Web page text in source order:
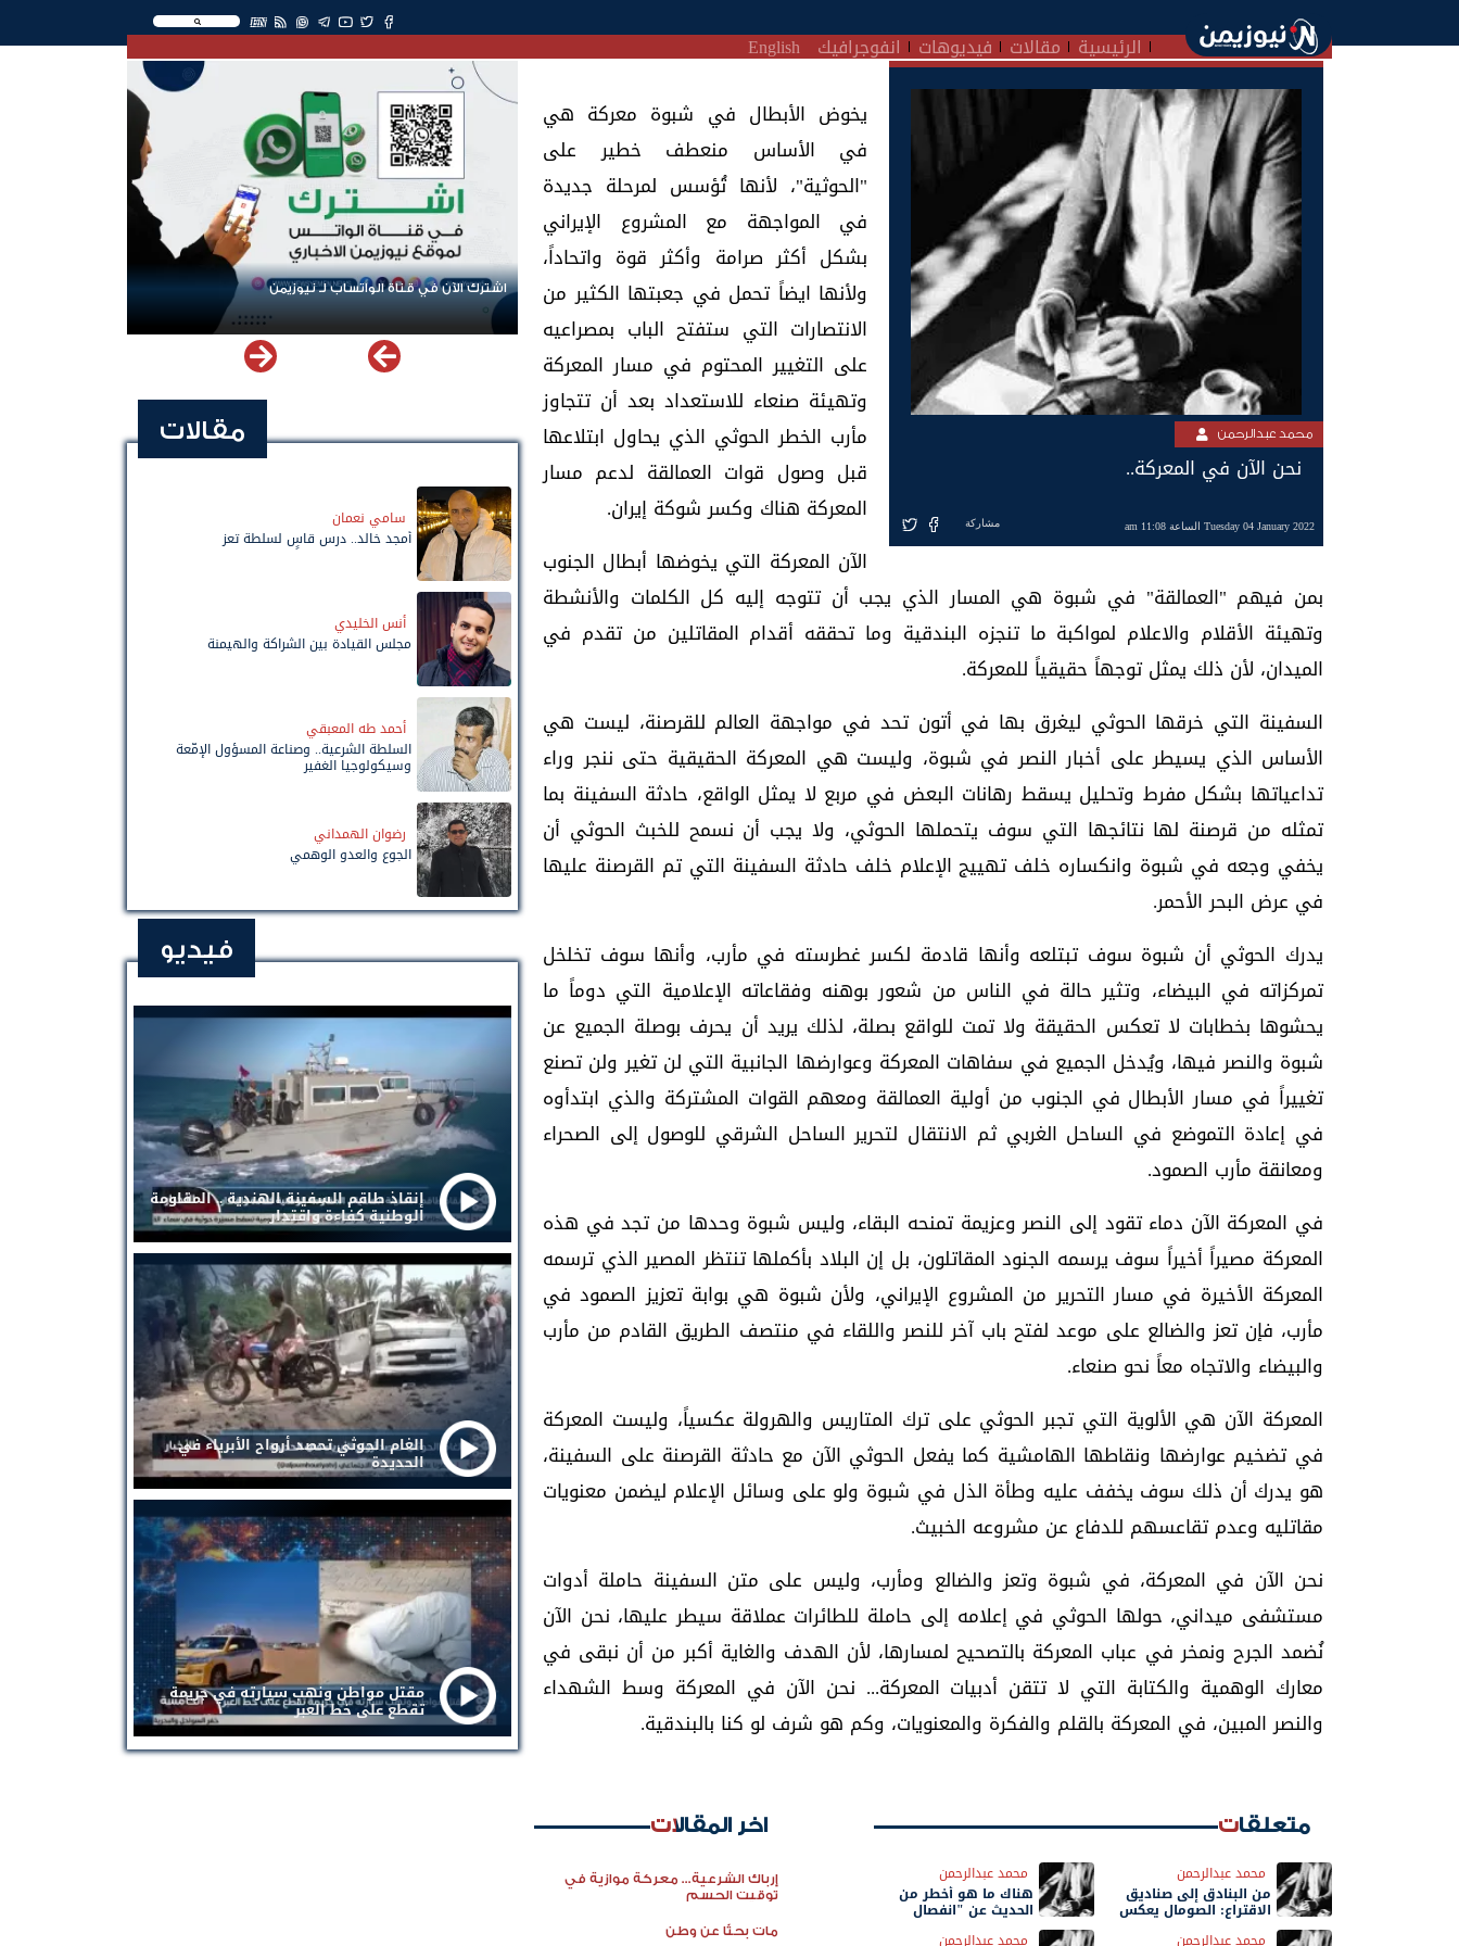
EN
الرئيسية مقالات فيديوهات انفوجرافيك English
محمد عبدالرحمن
نحن الآن في المعركة..
Tuesday 04 January 2022 الساعة 11:08 am مشاركة
يخوض الأبطال في شبوة معركة هي
في الأساس منعطف خطير على
"الحوثية"، لأنها تُؤسس لمرحلة جديدة
في المواجهة مع المشروع الإيراني
بشكل أكثر صرامة وأكثر قوة واتحاداً،
ولأنها ايضاً تحمل في جعبتها الكثير من
الانتصارات التي ستفتح الباب بمصراعيه
على التغيير المحتوم في مسار المعركة
وتهيئة صنعاء للاستعداد بعد أن تتجاوز
مأرب الخطر الحوثي الذي يحاول ابتلاعها
قبل وصول قوات العمالقة لدعم مسار
المعركة هناك وكسر شوكة إيران.
الآن المعركة التي يخوضها أبطال الجنوب
بمن فيهم "العمالقة" في شبوة هي المسار الذي يجب أن تتوجه إليه كل الكلمات والأنشطة
وتهيئة الأقلام والاعلام لمواكبة ما تنجزه البندقية وما تحققه أقدام المقاتلين من تقدم في
الميدان، لأن ذلك يمثل توجهاً حقيقياً للمعركة.
السفينة التي خرقها الحوثي ليغرق بها في أتون تحد في مواجهة العالم للقرصنة، ليست هي
الأساس الذي يسيطر على أخبار النصر في شبوة، وليست هي المعركة الحقيقية حتى ننجر وراء
تداعياتها بشكل مفرط وتحليل يسقط رهانات البعض في مربع لا يمثل الواقع، حادثة السفينة بما
تمثله من قرصنة لها نتائجها التي سوف يتحملها الحوثي، ولا يجب أن نسمح للخبث الحوثي أن
يخفي وجعه في شبوة وانكساره خلف تهييج الإعلام خلف حادثة السفينة التي تم القرصنة عليها
في عرض البحر الأحمر.
يدرك الحوثي أن شبوة سوف تبتلعه وأنها قادمة لكسر غطرسته في مأرب، وأنها سوف تخلخل
تمركزاته في البيضاء، وتثير حالة في الناس من شعور بوهنه وفقاعاته الإعلامية التي دوماً ما
يحشوها بخطابات لا تعكس الحقيقة ولا تمت للواقع بصلة، لذلك يريد أن يحرف بوصلة الجميع عن
شبوة والنصر فيها، ويُدخل الجميع في سفاهات المعركة وعوارضها الجانبية التي لن تغير ولن تصنع
تغييراً في مسار الأبطال في الجنوب من أولية العمالقة ومعهم القوات المشتركة والذي ابتدأوه
في إعادة التموضع في الساحل الغربي ثم الانتقال لتحرير الساحل الشرقي للوصول إلى الصحراء
ومعانقة مأرب الصمود.
في المعركة الآن دماء تقود إلى النصر وعزيمة تمنحه البقاء، وليس شبوة وحدها من تجد في هذه
المعركة مصيراً أخيراً سوف يرسمه الجنود المقاتلون، بل إن البلاد بأكملها تنتظر المصير الذي ترسمه
المعركة الأخيرة في مسار التحرير من المشروع الإيراني، ولأن شبوة هي بوابة تعزيز الصمود في
مأرب، فإن تعز والضالع على موعد لفتح باب آخر للنصر واللقاء في منتصف الطريق القادم من مأرب
والبيضاء والاتجاه معاً نحو صنعاء.
المعركة الآن هي الألوية التي تجبر الحوثي على ترك المتاريس والهرولة عكسياً، وليست المعركة
في تضخيم عوارضها ونقاطها الهامشية كما يفعل الحوثي الآن مع حادثة القرصنة على السفينة،
هو يدرك أن ذلك سوف يخفف عليه وطأة الذل في شبوة ولو على وسائل الإعلام ليضمن معنويات
مقاتليه وعدم تقاعسهم للدفاع عن مشروعه الخبيث.
نحن الآن في المعركة، في شبوة وتعز والضالع ومأرب، وليس على متن السفينة حاملة أدوات
مستشفى ميداني، حولها الحوثي في إعلامه إلى حاملة للطائرات عملاقة سيطر عليها، نحن الآن
نُضمد الجرح ونمخر في عباب المعركة بالتصحيح لمسارها، لأن الهدف والغاية أكبر من أن نبقى في
معارك الوهمية والكتابة التي لا تتقن أدبيات المعركة... نحن الآن في المعركة وسط الشهداء
والنصر المبين، في المعركة بالقلم والفكرة والمعنويات، وكم هو شرف لو كنا بالبندقية.
متعلقات
محمد عبدالرحمن
من البنادق إلى صناديق
الاقتراع: الصومال يعكس
مرآة الفشل اليمني
محمد عبدالرحمن
هناك ما هو أخطر من
الحديث عن "انفصال
محمد عبدالرحمن محمد عبدالرحمن
اخر المقالات
إرباك الشرعية... معركة موازية في
توقيت الحسم
مات بحثًا عن وطن
اشترك الآن في قناة الواتساب لـ نيوزيمن
مقالات
سامي نعمان
أمجد خالد.. درس قاسٍ لسلطة تعز
أنس الخليدي
مجلس القيادة بين الشراكة والهيمنة
أحمد طه المعبقي
السلطة الشرعية.. وصناعة المسؤول الإمّعة
وسيكولوجيا الغفير
رضوان الهمداني
الجوع والعدو الوهمي
فيديو
إنقاذ طاقم السفينة الهندية .. المقاومة
الوطنية كفاءة واقتدار
الغام الحوثي تحصد أرواح الأبرياء في
الحديدة
مقتل مواطن ونهب سيارته في جريمة
تقطع على خط العبر